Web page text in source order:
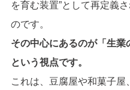
を育む装置”として再定義
のです。
その中心にあるのが「生業
という視点です。
これは、豆腐屋や和菓子屋